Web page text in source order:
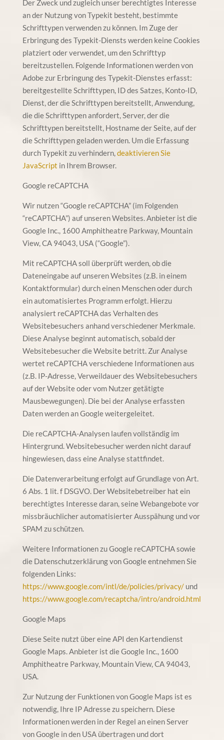
Der Zweck und zugleich unser berechtigtes Interesse
an der Nutzung von Typekit besteht, bestimmte
Schrifttypen verwenden zu können. Im Zuge der
Erbringung des Typekit-Diensts werden keine Cookies
platziert oder verwendet, um den Schrifttyp
bereitzustellen. Folgende Informationen werden von
Adobe zur Erbringung des Typekit-Dienstes erfasst:
bereitgestellte Schrifttypen, ID des Satzes, Konto-ID,
Dienst, der die Schrifttypen bereitstellt, Anwendung,
die die Schrifttypen anfordert, Server, der die
Schrifttypen bereitstellt, Hostname der Seite, auf der
die Schrifttypen geladen werden. Um die Erfassung
durch Typekit zu verhindern, deaktivieren Sie
JavaScript in Ihrem Browser.
Google reCAPTCHA
Wir nutzen “Google reCAPTCHA” (im Folgenden
“reCAPTCHA”) auf unseren Websites. Anbieter ist die
Google Inc., 1600 Amphitheatre Parkway, Mountain
View, CA 94043, USA (“Google”).
Mit reCAPTCHA soll überprüft werden, ob die
Dateneingabe auf unseren Websites (z.B. in einem
Kontaktformular) durch einen Menschen oder durch
ein automatisiertes Programm erfolgt. Hierzu
analysiert reCAPTCHA das Verhalten des
Websitebesuchers anhand verschiedener Merkmale.
Diese Analyse beginnt automatisch, sobald der
Websitebesucher die Website betritt. Zur Analyse
wertet reCAPTCHA verschiedene Informationen aus
(z.B. IP-Adresse, Verweildauer des Websitebesuchers
auf der Website oder vom Nutzer getätigte
Mausbewegungen). Die bei der Analyse erfassten
Daten werden an Google weitergeleitet.
Die reCAPTCHA-Analysen laufen vollständig im
Hintergrund. Websitebesucher werden nicht darauf
hingewiesen, dass eine Analyse stattfindet.
Die Datenverarbeitung erfolgt auf Grundlage von Art.
6 Abs. 1 lit. f DSGVO. Der Websitebetreiber hat ein
berechtigtes Interesse daran, seine Webangebote vor
missbräuchlicher automatisierter Ausspähung und vor
SPAM zu schützen.
Weitere Informationen zu Google reCAPTCHA sowie
die Datenschutzerklärung von Google entnehmen Sie
https://www.google.com/intl/de/policies/privacy/
und
https://www.google.com/recaptcha/intro/android.html
Google Maps
Diese Seite nutzt über eine API den Kartendienst
Google Maps. Anbieter ist die Google Inc., 1600
Amphitheatre Parkway, Mountain View, CA 94043,
USA.
Zur Nutzung der Funktionen von Google Maps ist es
notwendig, Ihre IP Adresse zu speichern. Diese
Informationen werden in der Regel an einen Server
von Google in den USA übertragen und dort